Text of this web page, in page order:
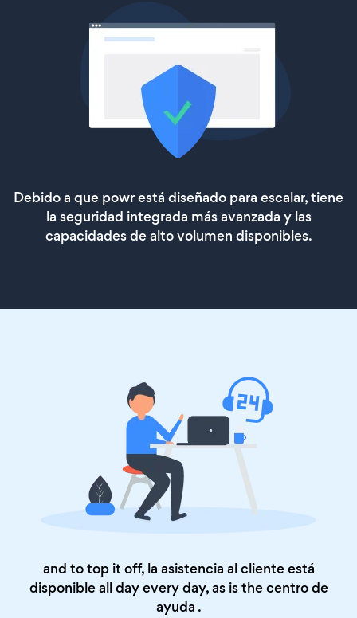
Debido a que powr está diseñado para escalar, tiene
la seguridad integrada más avanzada y las
capacidades de alto volumen disponibles.
and to top it off, la asistencia al cliente está
disponible all day every day, as is thecentro de
ayuda .